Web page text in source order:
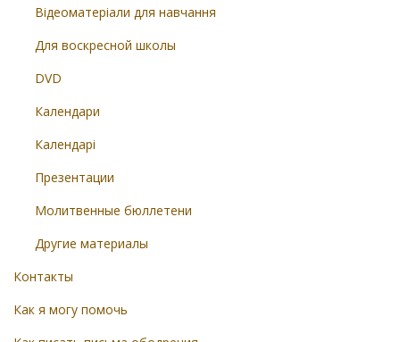
Відеоматеріали для навчання
Для воскресной школы
DVD
Календари
Календарі
Презентации
Молитвенные бюллетени
Другие материалы
Контакты
Как я могу помочь